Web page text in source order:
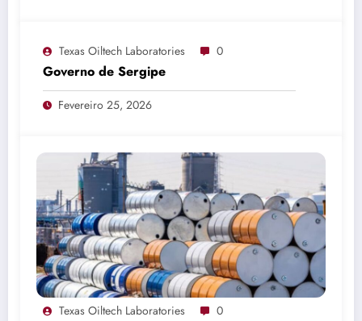
Texas Oiltech Laboratories 0
Governo de Sergipe
Fevereiro 25, 2026
Texas Oiltech Laboratories 0